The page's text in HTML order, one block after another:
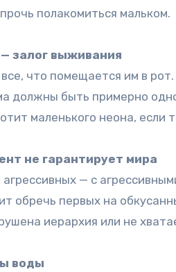
полакомиться мальком.
залог выживания
что помещается им в
должны быть примерно
маленького неона,
не гарантирует мира
— с
обречь первых на
иерархия или не
воды